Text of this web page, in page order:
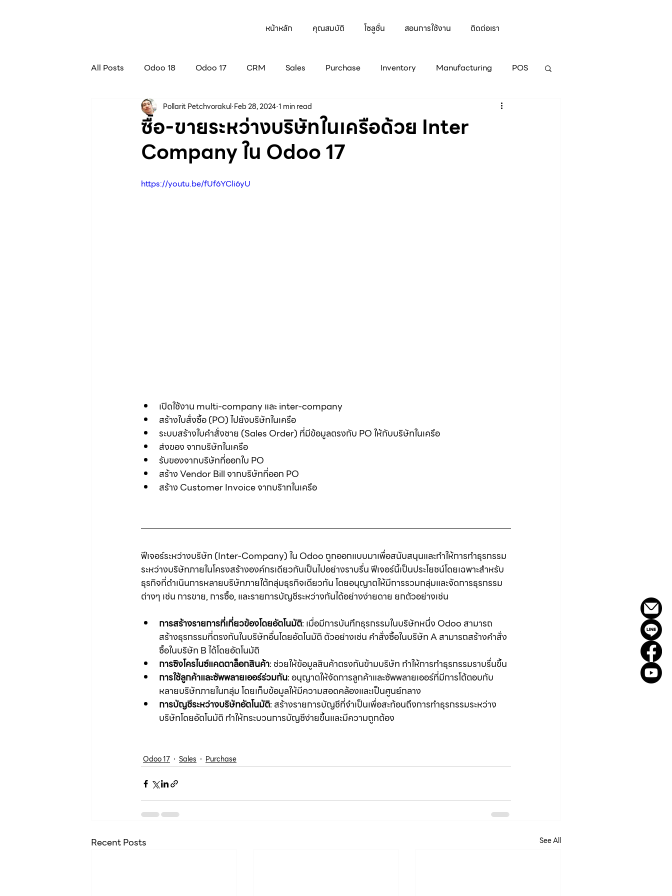
หน้าหลัก คุณสมบัติ โซลูชั่น สอนการใช้งาน ติดต่อเรา
All Posts Odoo 18 Odoo 17 CRM Sales Purchase Inventory Manufacturing POS
Field Service Repairs Subscriptions Rental Odoo 15
Odoo 13 Paperless
ซื้อ-ขายระหว่างบริษัทในเครือด้วย Inter
Company ใน Odoo 17
Pollarit Petchvorakul Feb 28, 2024 1 min read
https://youtu.be/fUf6YCli6yU
เปิดใช้งาน multi-company และ inter-company
สร้างใบสั่งซื้อ (PO) ไปยังบริษัทในเครือ
ระบบสร้างใบคำสั่งชาย (Sales Order) ที่มีข้อมูลตรงกับ PO ให้กับบริษัทในเครือ
ส่งของ จากบริษัทในเครือ
รับของจากบริษัทที่ออกใบ PO
สร้าง Vendor Bill จากบริษัทที่ออก PO
สร้าง Customer Invoice จากบริาทในเครือ
ฟีเจอร์ระหว่างบริษัท (Inter-Company) ใน Odoo ถูกออกแบบมาเพื่อสนับสนุนและทำให้การทำธุรกรรม
ระหว่างบริษัทภายในโครงสร้างองค์กรเดียวกันเป็นไปอย่างราบรื่น ฟีเจอร์นี้เป็นประโยชน์โดยเฉพาะสำหรับ
ธุรกิจที่ดำเนินการหลายบริษัทภายใต้กลุ่มธุรกิจเดียวกัน โดยอนุญาตให้มีการรวมกลุ่มและจัดการธุรกรรม
ต่างๆ เช่น การขาย, การซื้อ, และรายการบัญชีระหว่างกันได้อย่างง่ายดาย ยกตัวอย่างเช่น
การสร้างรายการที่เกี่ยวข้องโดยอัตโนมัติ: เมื่อมีการบันทึกธุรกรรมในบริษัทหนึ่ง Odoo สามารถ
สร้างธุรกรรมที่ตรงกันในบริษัทอื่นโดยอัตโนมัติ ตัวอย่างเช่น คำสั่งซื้อในบริษัท A สามารถสร้างคำสั่ง
ซื้อในบริษัท B ได้โดยอัตโนมัติ
การซิงโครไนซ์แคตตาล็อกสินค้า: ช่วยให้ข้อมูลสินค้าตรงกันข้ามบริษัท ทำให้การทำธุรกรรมราบรื่นขึ้น
การใช้ลูกค้าและซัพพลายเออร์ร่วมกัน: อนุญาตให้จัดการลูกค้าและซัพพลายเออร์ที่มีการโต้ตอบกับ
หลายบริษัทภายในกลุ่ม โดยเก็บข้อมูลให้มีความสอดคล้องและเป็นศูนย์กลาง
การบัญชีระหว่างบริษัทอัตโนมัติ: สร้างรายการบัญชีที่จำเป็นเพื่อสะท้อนถึงการทำธุรกรรมระหว่าง
บริษัทโดยอัตโนมัติ ทำให้กระบวนการบัญชีง่ายขึ้นและมีความถูกต้อง
Odoo 17 Sales Purchase
Recent Posts See All